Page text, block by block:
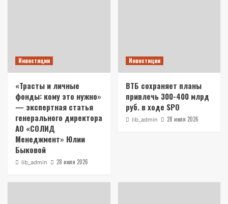
Инвестиции
«Трасты и личные
фонды: кому это нужно»
— экспертная статья
генерального директора
АО «СОЛИД
Менеджмент» Юлии
Быковой
lib_admin 28 июля 2026
Инвестиции
ВТБ сохраняет планы
привлечь 300-400 млрд
руб. в ходе SPO
lib_admin 28 июля 2026